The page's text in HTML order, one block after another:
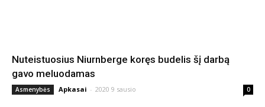
Nuteistuosius Niurnberge koręs budelis šį darbą
gavo meluodamas
Asmenybės Apkasai - 2020 9 sausio 0